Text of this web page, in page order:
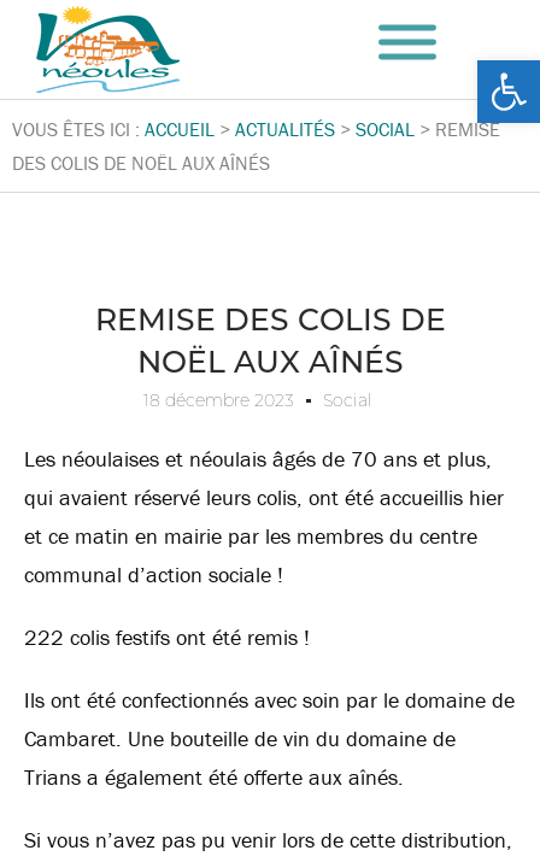
VOUS ÊTES ICI : ACCUEIL > ACTUALITÉS > SOCIAL > REMISE
DES COLIS DE NOËL AUX AÎNÉS
REMISE DES COLIS DE
NOËL AUX AÎNÉS
18 décembre 2023 Social
Les néoulaises et néoulais âgés de 70 ans et plus,
qui avaient réservé leurs colis, ont été accueillis hier
et ce matin en mairie par les membres du centre
communal d’action sociale !
222 colis festifs ont été remis !
Ils ont été confectionnés avec soin par le domaine de
Cambaret. Une bouteille de vin du domaine de
Trians a également été offerte aux aînés.
Si vous n’avez pas pu venir lors de cette distribution,